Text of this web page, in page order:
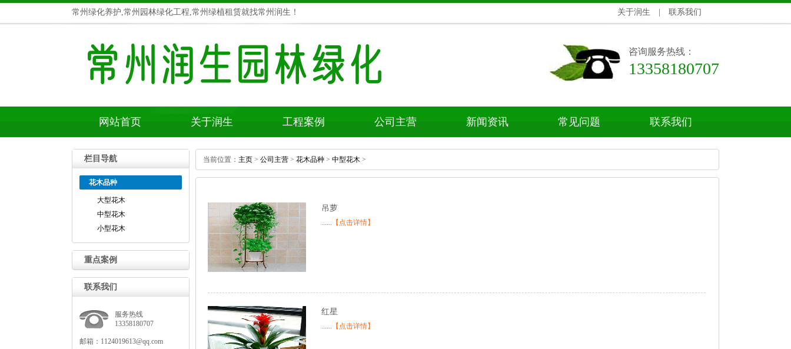
常州绿化养护,常州园林绿化工程,常州绿植租赁就找常州润生！ 关于润生 联系我们
咨询服务热线：
13358180707
网站首页 关于润生 工程案例 公司主营 新闻资讯 常见问题 联系我们
栏目导航
花木品种
大型花木
中型花木
小型花木
重点案例
联系我们
服务热线
13358180707
邮箱：1124019613@qq.com
当前位置： 主页 > 公司主营 > 花木品种 > 中型花木 >
吊萝
...... 【点击详情】
红星
...... 【点击详情】